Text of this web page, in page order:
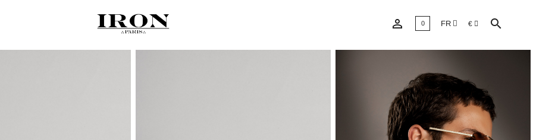
 0 FR € 